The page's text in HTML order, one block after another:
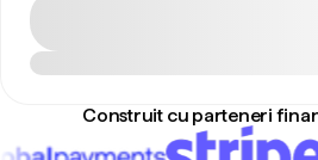
Construit cu parteneri